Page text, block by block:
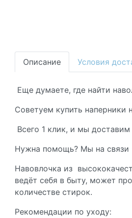
Описание Условия
Еще думаете, где найти
Советуем купить наперники
Всего 1 клик, и мы
Нужна помощь? Мы на
Навовлочка из
ведёт себя в быту, может
количестве стирок.
Рекомендации по уходу: